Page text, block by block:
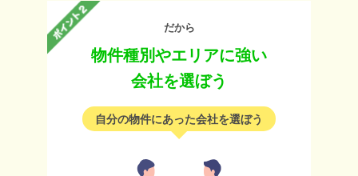
だから
物件種別やエリアに強い
会社を選ぼう
自分の物件にあった会社を選ぼう